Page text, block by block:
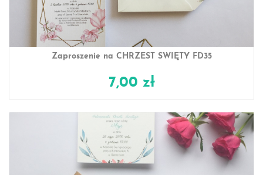
Zaproszenie na CHRZEST ŚWIĘTY FD35
7,00 zł